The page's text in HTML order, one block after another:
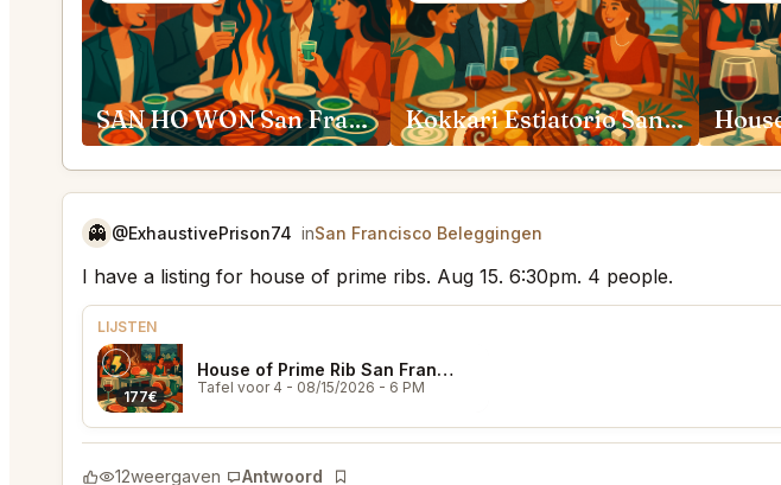
SAN HO WON San Francisco Kokkari Estiatorio San Francisco
👻 @ExhaustivePrison74 inSan Francisco Beleggingen
I have a listing for house of prime ribs. Aug 15. 6:30pm. 4 people.
LIJSTEN
177€
House of Prime Rib San Francisco
Tafel voor 4 - 08/15/2026 - 6 PM
12weergaven Antwoord